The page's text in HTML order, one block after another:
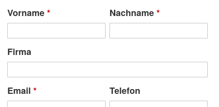
Vorname* Nachname*
Firma
Email * Telefon